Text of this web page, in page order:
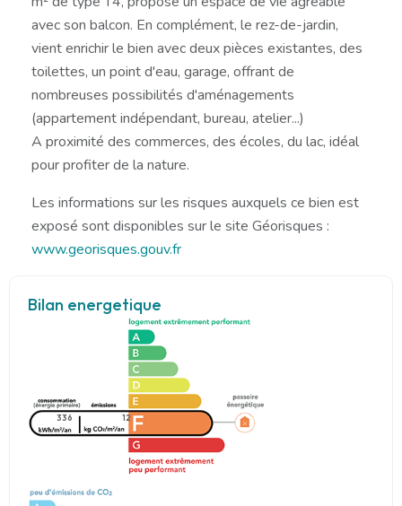
avec son balcon. En complément, le rez-de-jardin,
vient enrichir le bien avec deux pièces existantes, des
toilettes, un point d'eau, garage, offrant de
nombreuses possibilités d'aménagements
(appartement indépendant, bureau, atelier...)
A proximité des commerces, des écoles, du lac, idéal
pour profiter de la nature.
Les informations sur les risques auxquels ce bien est
exposé sont disponibles sur le site Géorisques :
www.georisques.gouv.fr
Bilan energetique
336 12